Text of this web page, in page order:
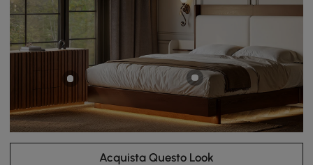
Acquista Questo Look